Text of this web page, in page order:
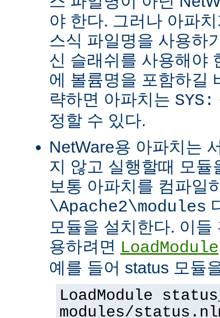
야 한다. 그러나 아파
스식 파일명을 사용하
신 슬래쉬를 사용해야
에 볼륨명을 포함하길
략하면 아파치는 SYS:
정할 수 있다.
NetWare용 아파치는
지 않고 실행할때 모듈
보통 아파치를 컴파일
\Apache2\modules
모듈을 설치한다. 이
용하려면 LoadModule
예를 들어 status 모듈
LoadModule
modules/